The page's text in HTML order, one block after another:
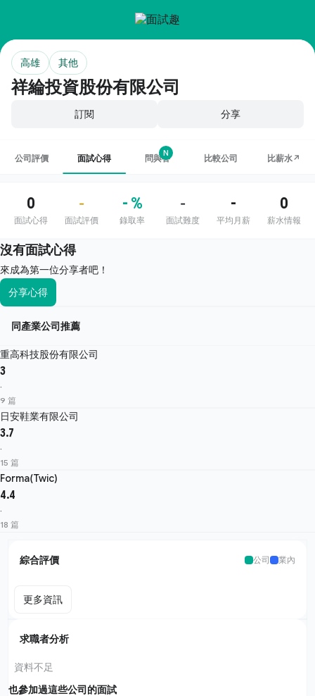
祥綸投資股份有限公司
高雄 其他
訂閱 分享
公司評價 面試心得 問與答
N
比較公司 比薪水↗
0
面試心得
-
面試評價
- %
錄取率
-
面試難度
-
平均月薪
0
薪水情報
沒有面試心得
來成為第一位分享者吧！
分享心得
同產業公司推薦
重高科技股份有限公司
3
·
9 篇
日安鞋業有限公司
3.7
·
15 篇
Forma(Twic)
4.4
·
18 篇
綜合評價 公司 業內
更多資訊
求職者分析
資料不足
也參加過這些公司的面試